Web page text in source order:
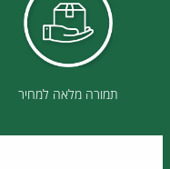
תמורה מלאה למחיר